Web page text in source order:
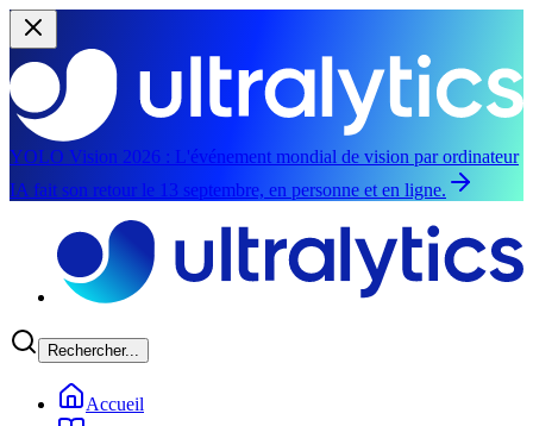
YOLO Vision 2026 : L'événement mondial de vision par ordinateur
IA fait son retour le 13 septembre, en personne et en ligne.
Rechercher...
Accueil